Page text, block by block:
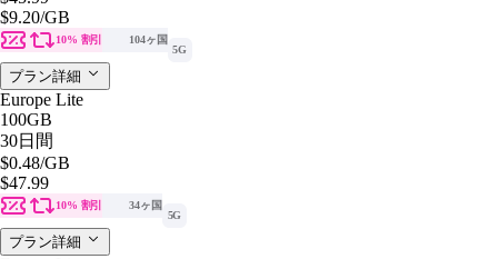
$9.20/GB
10% 割引
104ヶ国
5G
プラン詳細
Europe Lite
100GB
30日間
$0.48/GB
$47.99
10% 割引
34ヶ国
5G
プラン詳細